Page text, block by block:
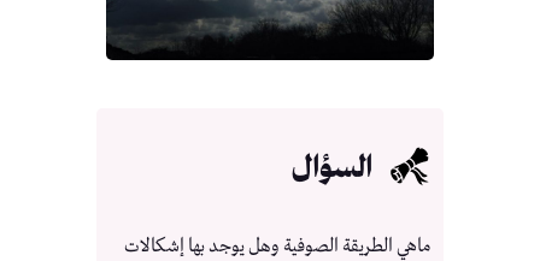
السؤال
ماهي الطريقة الصوفية وهل يوجد بها إشكالات